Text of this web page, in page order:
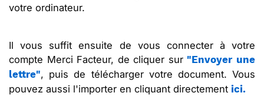
votre ordinateur.
Il vous suffit ensuite de vous connecter à votre
compte Merci Facteur, de cliquer sur "Envoyer une
lettre", puis de télécharger votre document. Vous
pouvez aussi l'importer en cliquant directement ici.